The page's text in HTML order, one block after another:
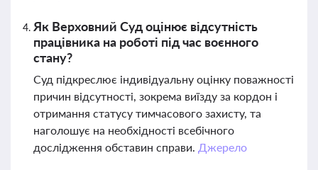
Як Верховний Суд оцінює відсутність
працівника на роботі під час воєнного
стану?
Суд підкреслює індивідуальну оцінку поважності
причин відсутності, зокрема виїзду за кордон і
отримання статусу тимчасового захисту, та
наголошує на необхідності всебічного
дослідження обставин справи. Джерело